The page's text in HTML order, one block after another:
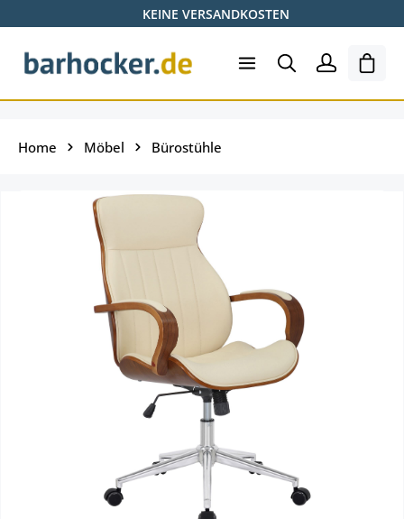
Zum Hauptinhalt springenKEINE VERSANDKOSTEN
Home Möbel Bürostühle